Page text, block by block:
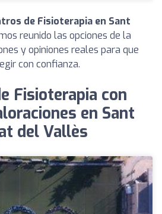
de Fisioterapia en Sant
reunido las opciones de la
y opiniones reales para que
con confianza.
Fisioterapia con
en Sant
del Vallès